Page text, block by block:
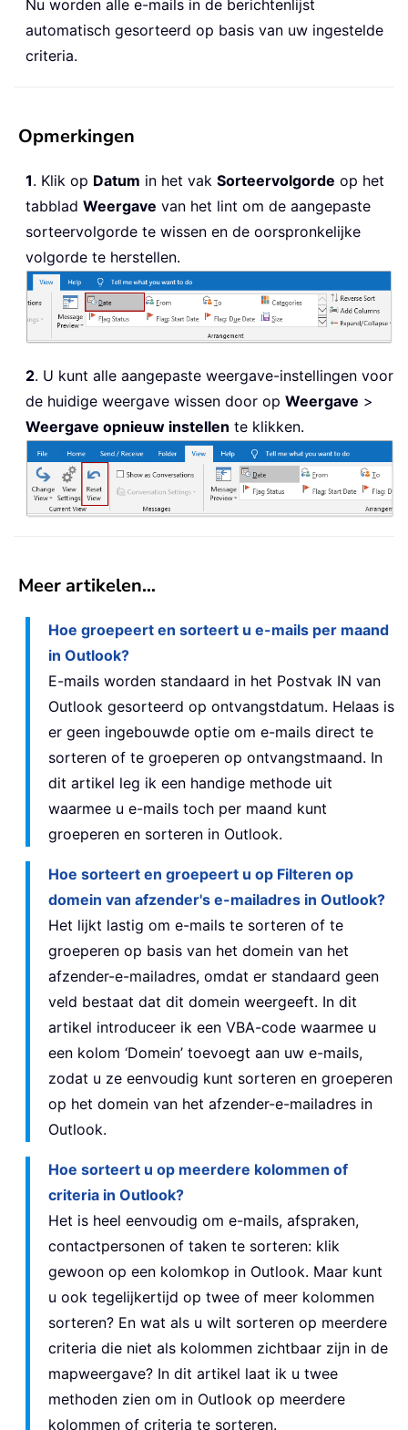
Nu worden alle e-mails in de berichtenlijst
automatisch gesorteerd op basis van uw ingestelde
criteria.
Opmerkingen
1. Klik op Datum in het vak Sorteervolgorde op het
tabblad Weergave van het lint om de aangepaste
sorteervolgorde te wissen en de oorspronkelijke
volgorde te herstellen.
2. U kunt alle aangepaste weergave-instellingen voor
de huidige weergave wissen door op Weergave >
Weergave opnieuw instellen te klikken.
Meer artikelen…
Hoe groepeert en sorteert u e-mails per maand
in Outlook?
E-mails worden standaard in het Postvak IN van
Outlook gesorteerd op ontvangstdatum. Helaas is
er geen ingebouwde optie om e-mails direct te
sorteren of te groeperen op ontvangstmaand. In
dit artikel leg ik een handige methode uit
waarmee u e-mails toch per maand kunt
groeperen en sorteren in Outlook.
Hoe sorteert en groepeert u op Filteren op
domein van afzender's e-mailadres in Outlook?
Het lijkt lastig om e-mails te sorteren of te
groeperen op basis van het domein van het
afzender-e-mailadres, omdat er standaard geen
veld bestaat dat dit domein weergeeft. In dit
artikel introduceer ik een VBA-code waarmee u
een kolom ‘Domein’ toevoegt aan uw e-mails,
zodat u ze eenvoudig kunt sorteren en groeperen
op het domein van het afzender-e-mailadres in
Outlook.
Hoe sorteert u op meerdere kolommen of
criteria in Outlook?
Het is heel eenvoudig om e-mails, afspraken,
contactpersonen of taken te sorteren: klik
gewoon op een kolomkop in Outlook. Maar kunt
u ook tegelijkertijd op twee of meer kolommen
sorteren? En wat als u wilt sorteren op meerdere
criteria die niet als kolommen zichtbaar zijn in de
mapweergave? In dit artikel laat ik u twee
methoden zien om in Outlook op meerdere
kolommen of criteria te sorteren.